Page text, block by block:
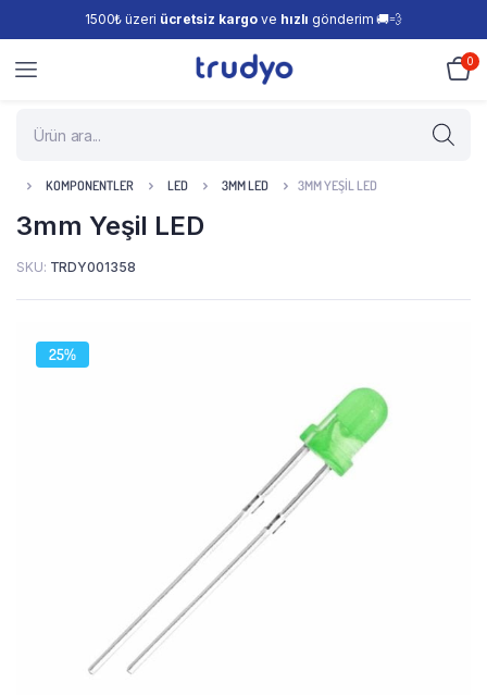
1500₺ üzeri ücretsiz kargo ve hızlı gönderim 🚚💨
0
KOMPONENTLER LED 3MM LED 3MM YEŞIL LED
3mm Yeşil LED
SKU: TRDY001358
25%